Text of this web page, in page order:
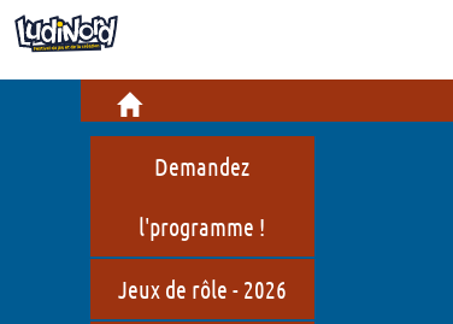
Informations pratiques
Restauration
LudiNord, c'est quoi ?
Demandez
l'programme !
Jeux de rôle - 2026